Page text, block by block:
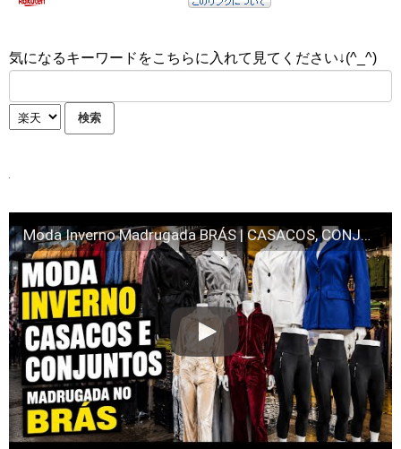
気になるキーワードをこちらに入れて見てください↓(^_^)
Moda Inverno Madrugada BRÁS | CASACOS, CONJUNTOS e LEGGINS